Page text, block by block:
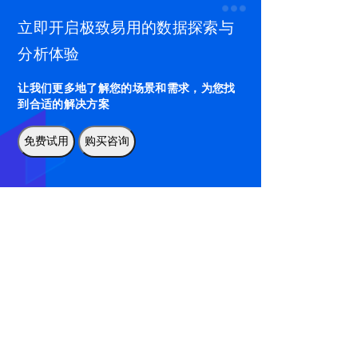
立即开启极致易用的数据探索与
分析体验
让我们更多地了解您的场景和需求，为您找
到合适的解决方案
免费试用 购买咨询